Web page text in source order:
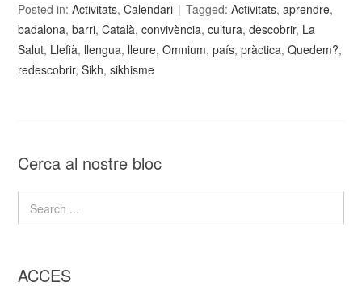
Posted in:Activitats,Calendari Tagged:Activitats,aprendre,
badalona,barri,Català,convivència,cultura,descobrir, La
Salut, Llefià, llengua, lleure,Òmnium,país,pràctica,Quedem?,
redescobrir,Sikh,sikhisme
Cerca al nostre bloc
ACCES